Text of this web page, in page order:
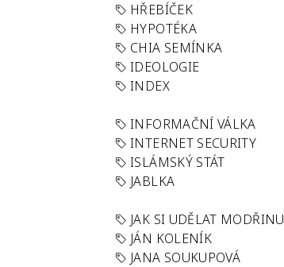
HŘEBÍČEK
HYPOTÉKA
CHIA SEMÍNKA
IDEOLOGIE
INDEX
INFORMAČNÍ VÁLKA
INTERNET SECURITY
ISLÁMSKÝ STÁT
JABLKA
JAK SI UDĚLAT MODŘINU
JÁN KOLENÍK
JANA SOUKUPOVÁ